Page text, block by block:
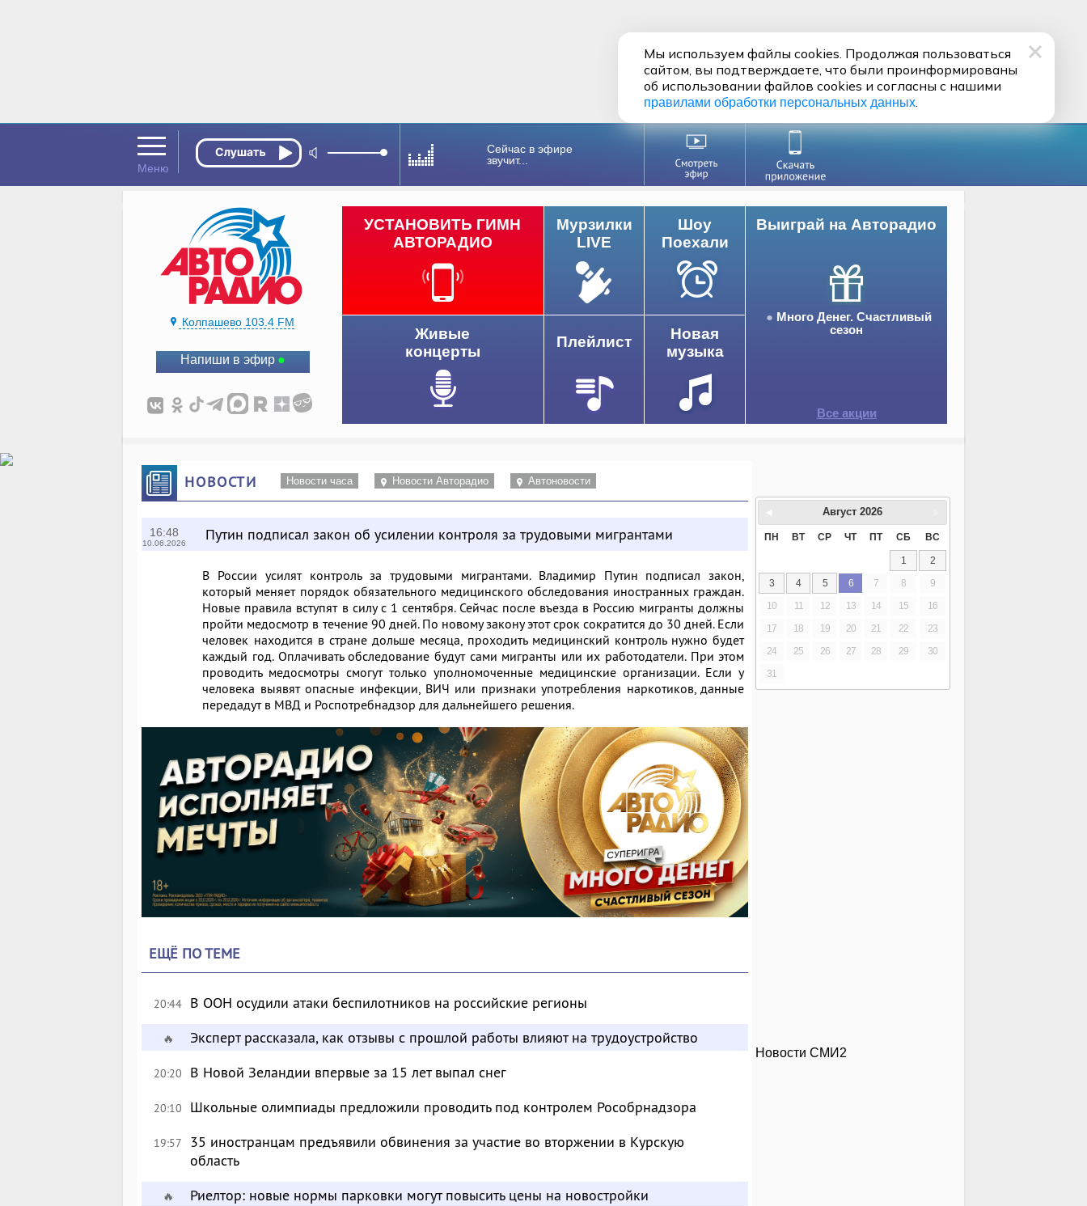
Сейчас в эфире
звучит...
Колпашево 103.4 FM
Напиши в эфир
Выиграй на Авторадио
Много Денег. Счастливый
сезон
Все акции
УСТАНОВИТЬ ГИМН
АВТОРАДИО
Мурзилки
LIVE
Шоу
Поехали
Живые
концерты
Плейлист
Новая
музыка
НОВОСТИ Новости часа Новости Авторадио Автоновости
16:48
10.06.2026 Путин подписал закон об усилении контроля за трудовыми мигрантами
В России усилят контроль за трудовыми мигрантами. Владимир Путин подписал закон,
который меняет порядок обязательного медицинского обследования иностранных граждан.
Новые правила вступят в силу с 1 сентября. Сейчас после въезда в Россию мигранты должны
пройти медосмотр в течение 90 дней. По новому закону этот срок сократится до 30 дней. Если
человек находится в стране дольше месяца, проходить медицинский контроль нужно будет
каждый год. Оплачивать обследование будут сами мигранты или их работодатели. При этом
проводить медосмотры смогут только уполномоченные медицинские организации. Если у
человека выявят опасные инфекции, ВИЧ или признаки употребления наркотиков, данные
передадут в МВД и Роспотребнадзор для дальнейшего решения.
ЕЩЁ ПО ТЕМЕ
20:44 В ООН осудили атаки беспилотников на российские регионы
🔥 Эксперт рассказала, как отзывы с прошлой работы влияют на трудоустройство
20:20 В Новой Зеландии впервые за 15 лет выпал снег
20:10 Школьные олимпиады предложили проводить под контролем Рособрнадзора
19:57
35 иностранцам предъявили обвинения за участие во вторжении в Курскую
область
🔥 Риелтор: новые нормы парковки могут повысить цены на новостройки
Август 2026
ПН ВТ СР ЧТ ПТ СБ ВС
1
2
3
4 5 6 7 8
9
10
11 12 13 14 15
16
17
18 19 20 21 22
23
24
25 26 27 28 29
30
31
Новости СМИ2
Мы используем файлы cookies. Продолжая пользоваться
сайтом, вы подтверждаете, что были проинформированы
об использовании файлов cookies и согласны с нашими
правилами обработки персональных данных.